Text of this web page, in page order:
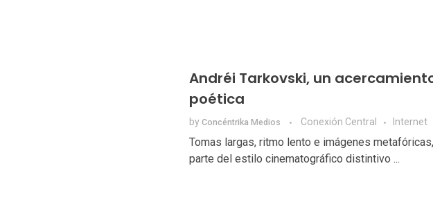
Andréi Tarkovski, un
poética
by Concéntrika Medios Conexión Central Internet
Tomas largas, ritmo lento e imágenes
parte del estilo cinematográfico distintivo ...